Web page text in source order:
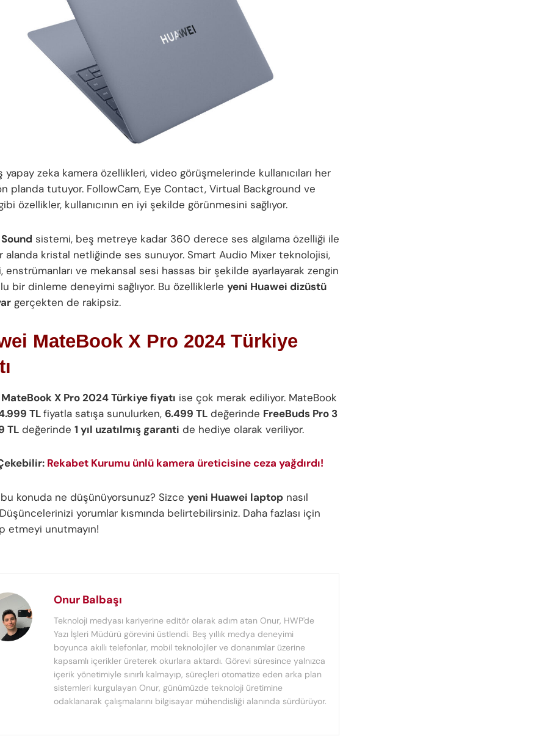
yapay zeka kamera özellikleri, video görüşmelerinde kullanıcıları her
planda tutuyor. FollowCam, Eye Contact, Virtual Background ve
özellikler, kullanıcının en iyi şekilde görünmesini sağlıyor.
sistemi, beş metreye kadar 360 derece ses algılama özelliği ile
alanda kristal netliğinde ses sunuyor. Smart Audio Mixer teknolojisi,
enstrümanları ve mekansal sesi hassas bir şekilde ayarlayarak zengin
bir dinleme deneyimi sağlıyor. Bu özelliklerle yeni Huawei dizüstü
gerçekten de rakipsiz.
MateBook X Pro 2024 Türkiye
X Pro 2024 Türkiye fiyatı ise çok merak ediliyor. MateBook
TLfiyatla satışa sunulurken, 6.499 TL değerinde FreeBuds Pro 3
TL değerinde 1 yıl uzatılmış garanti de hediye olarak veriliyor.
Rekabet Kurumu ünlü kamera üreticisine ceza yağdırdı!
konuda ne düşünüyorsunuz? Sizce yeni Huawei laptop nasıl
yorumlar kısmında belirtebilirsiniz. Daha fazlası için
etmeyi unutmayın!
Onur Balbaşı
Teknoloji medyası kariyerine editör olarak adım atan Onur, HWP'de
Yazı İşleri Müdürü görevini üstlendi. Beş yıllık medya deneyimi
boyunca akıllı telefonlar, mobil teknolojiler ve donanımlar üzerine
kapsamlı içerikler üreterek okurlara aktardı. Görevi süresince yalnızca
içerik yönetimiyle sınırlı kalmayıp, süreçleri otomatize eden arka plan
sistemleri kurgulayan Onur, günümüzde teknoloji üretimine
odaklanarak çalışmalarını bilgisayar mühendisliği alanında sürdürüyor.